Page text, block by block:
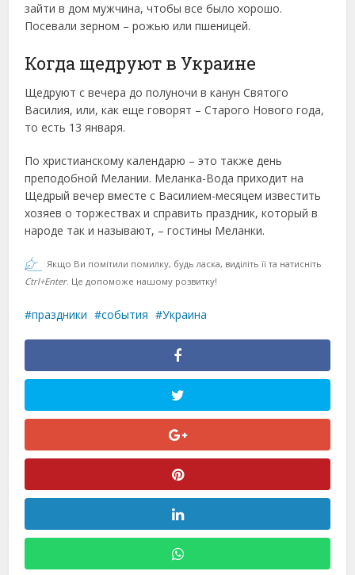
зайти в дом мужчина, чтобы все было хорошо.
Посевали зерном – рожью или пшеницей.
Когда щедруют в Украине
Щедруют с вечера до полуночи в канун Святого
Василия, или, как еще говорят – Старого Нового года,
то есть 13 января.
По христианскому календарю – это также день
преподобной Мелании. Меланка-Вода приходит на
Щедрый вечер вместе с Василием-месяцем известить
хозяев о торжествах и справить праздник, который в
народе так и называют, – гостины Меланки.
Якщо Ви помітили помилку, будь ласка, виділіть її та натисніть
Ctrl+Enter. Це допоможе нашому розвитку!
праздники события Украина